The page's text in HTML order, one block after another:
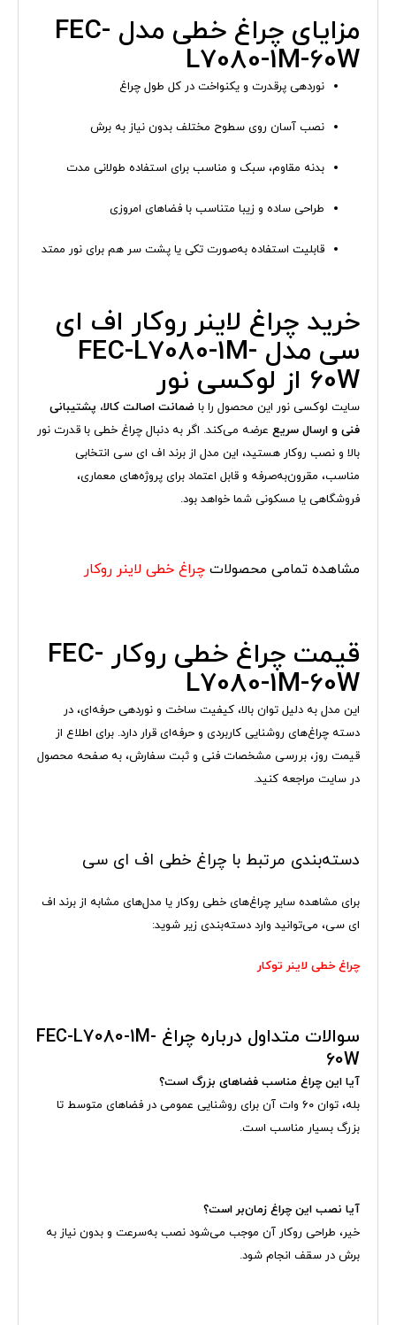
مزایای چراغ خطی مدل FEC-
L7080-1M-60W
نوردهی پرقدرت و یکنواخت در کل طول چراغ
نصب آسان روی سطوح مختلف بدون نیاز به برش
بدنه مقاوم، سبک و مناسب برای استفاده طولانی مدت
طراحی ساده و زیبا متناسب با فضاهای امروزی
قابلیت استفاده به‌صورت تکی یا پشت سر هم برای نور ممتد
خرید چراغ لاینر روکار اف ای
سی مدل FEC-L7080-1M-
60W از لوکسی نور
سایت لوکسی نور این محصول را با ضمانت اصالت کالا، پشتیبانی
فنی و ارسال سریع عرضه می‌کند. اگر به دنبال چراغ خطی با قدرت نور
بالا و نصب روکار هستید، این مدل از برند اف ای سی انتخابی
مناسب، مقرون‌به‌صرفه و قابل اعتماد برای پروژه‌های معماری،
فروشگاهی یا مسکونی شما خواهد بود.
مشاهده تمامی محصولات چراغ خطی لاینر روکار
قیمت چراغ خطی روکار FEC-
L7080-1M-60W
این مدل به دلیل توان بالا، کیفیت ساخت و نوردهی حرفه‌ای، در
دسته چراغ‌های روشنایی کاربردی و حرفه‌ای قرار دارد. برای اطلاع از
قیمت روز، بررسی مشخصات فنی و ثبت سفارش، به صفحه محصول
در سایت مراجعه کنید.
دسته‌بندی مرتبط با چراغ خطی اف ای سی
برای مشاهده سایر چراغ‌های خطی روکار یا مدل‌های مشابه از برند اف
ای سی، می‌توانید وارد دسته‌بندی زیر شوید:
چراغ خطی لاینر توکار
سوالات متداول درباره چراغ FEC-L7080-1M-
60W
آیا این چراغ مناسب فضاهای بزرگ است؟
بله، توان ۶۰ وات آن برای روشنایی عمومی در فضاهای متوسط تا
بزرگ بسیار مناسب است.
آیا نصب این چراغ زمان‌بر است؟
خیر، طراحی روکار آن موجب می‌شود نصب به‌سرعت و بدون نیاز به
برش در سقف انجام شود.